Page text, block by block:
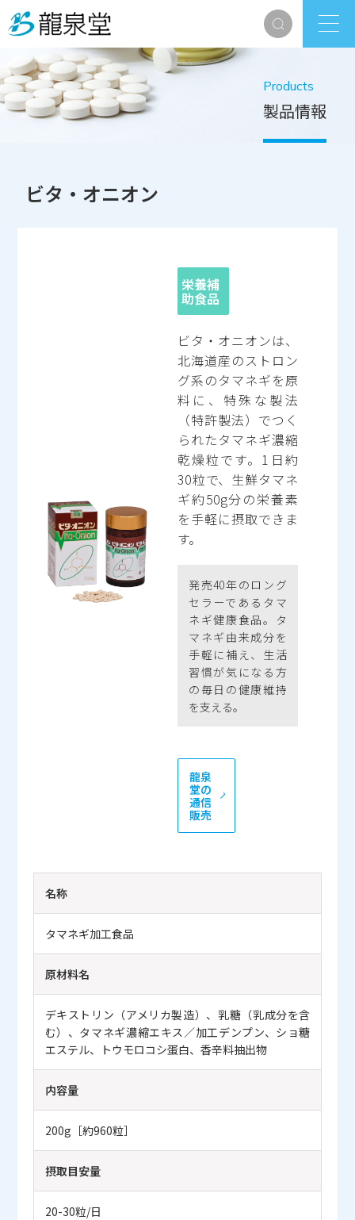
Products
製品情報
ビタ・オニオン
栄養補
助食品
ビタ・オニオンは、
北海道産のストロン
グ系のタマネギを原
料に、特殊な製法
（特許製法）でつく
られたタマネギ濃縮
乾燥粒です。1日約
30粒で、生鮮タマネ
ギ約50g分の栄養素
を手軽に摂取できま
す。
発売40年のロング
セラーであるタマ
ネギ健康食品。タ
マネギ由来成分を
手軽に補え、生活
習慣が気になる方
の毎日の健康維持
を支える。
龍泉
堂の
通信
販売
名称
タマネギ加工食品
原材料名
デキストリン（アメリカ製造）、乳糖（乳成分を含
む）、タマネギ濃縮エキス／加工デンプン、ショ糖
エステル、トウモロコシ蛋白、香辛料抽出物
内容量
200g［約960粒］
摂取目安量
20-30粒/日